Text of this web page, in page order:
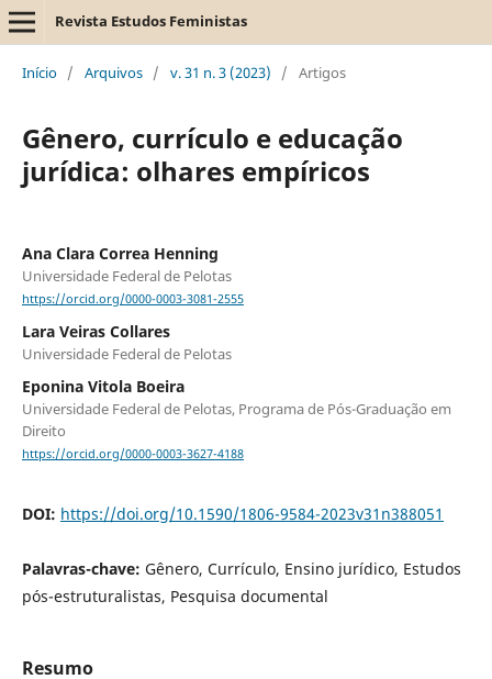
Revista Estudos Feministas
Início / Arquivos / v. 31 n. 3 (2023) / Artigos
Gênero, currículo e educação
jurídica: olhares empíricos
Ana Clara Correa Henning
Universidade Federal de Pelotas
https://orcid.org/0000-0003-3081-2555
Lara Veiras Collares
Universidade Federal de Pelotas
Eponina Vitola Boeira
Universidade Federal de Pelotas, Programa de Pós-Graduação em
Direito
https://orcid.org/0000-0003-3627-4188
DOI: https://doi.org/10.1590/1806-9584-2023v31n388051
Palavras-chave: Gênero, Currículo, Ensino jurídico, Estudos
pós-estruturalistas, Pesquisa documental
Resumo